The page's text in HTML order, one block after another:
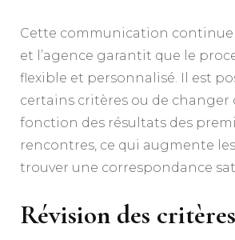
Cette communication
et l’agence garantit que le
flexible et personnalisé. Il est
certains critères ou de changer
fonction des résultats des
rencontres, ce qui augmente
trouver une correspondance
Révision des